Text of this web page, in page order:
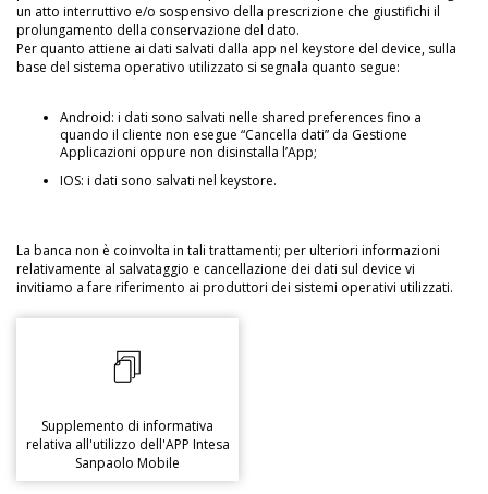
un atto interruttivo e/o sospensivo della prescrizione che giustifichi il
prolungamento della conservazione del dato.
Per quanto attiene ai dati salvati dalla app nel keystore del device, sulla
base del sistema operativo utilizzato si segnala quanto segue:
Android: i dati sono salvati nelle shared preferences fino a
quando il cliente non esegue “Cancella dati” da Gestione
Applicazioni oppure non disinstalla l’App;
IOS: i dati sono salvati nel keystore.
La banca non è coinvolta in tali trattamenti; per ulteriori informazioni
relativamente al salvataggio e cancellazione dei dati sul device vi
invitiamo a fare riferimento ai produttori dei sistemi operativi utilizzati.
Supplemento di informativa
relativa all'utilizzo dell'APP Intesa
Sanpaolo Mobile